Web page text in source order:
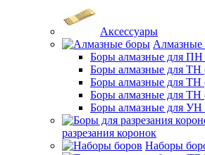
Аксессуары
Алмазные
Боры алмазные для ПН
Боры алмазные для ТН
Боры алмазные для ТН
Боры алмазные для ТН
Боры алмазные для
разрезания коронок
Наборы